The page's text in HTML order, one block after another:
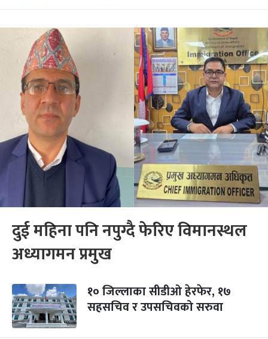
दुई महिना पनि नपुग्दै फेरिए विमानस्थल
अध्यागमन प्रमुख
१० जिल्लाका सीडीओ हेरफेर, १७
सहसचिव र उपसचिवको सरुवा